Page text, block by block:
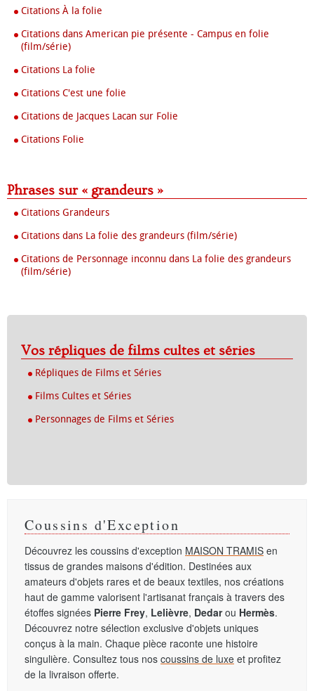
Citations À la folie
Citations dans American pie présente - Campus en folie
(film/série)
Citations La folie
Citations C'est une folie
Citations de Jacques Lacan sur Folie
Citations Folie
Phrases sur « grandeurs »
Citations Grandeurs
Citations dans La folie des grandeurs (film/série)
Citations de Personnage inconnu dans La folie des grandeurs
(film/série)
Vos répliques de films cultes et séries
Répliques de Films et Séries
Films Cultes et Séries
Personnages de Films et Séries
Coussins d'Exception
Découvrez les coussins d'exception MAISON TRAMIS en
tissus de grandes maisons d'édition. Destinées aux
amateurs d'objets rares et de beaux textiles, nos créations
haut de gamme valorisent l'artisanat français à travers des
étoffes signées Pierre Frey, Lelièvre, Dedarou Hermès.
Découvrez notre sélection exclusive d'objets uniques
conçus à la main. Chaque pièce raconte une histoire
singulière. Consultez tous nos coussins de luxe et profitez
de la livraison offerte.